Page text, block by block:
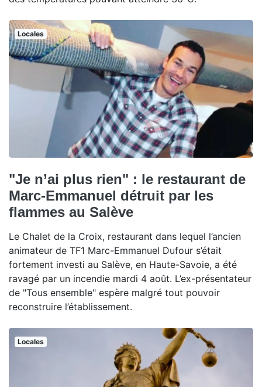
Locales
"Je n’ai plus rien" : le restaurant de
Marc-Emmanuel détruit par les
flammes au Salève
Le Chalet de la Croix, restaurant dans lequel l’ancien
animateur de TF1 Marc-Emmanuel Dufour s’était
fortement investi au Salève, en Haute-Savoie, a été
ravagé par un incendie mardi 4 août. L’ex-présentateur
de "Tous ensemble" espère malgré tout pouvoir
reconstruire l’établissement.
Locales